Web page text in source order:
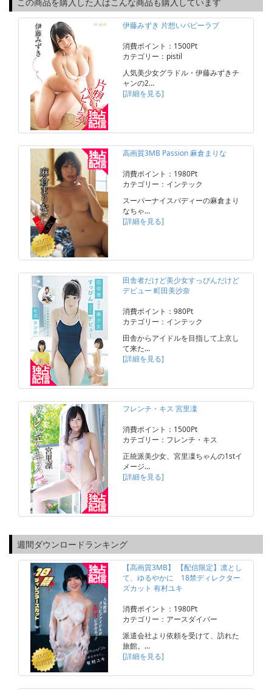
伊藤みずき 片想いパピーラブ
消費ポイント：1500Pt
カテゴリー：pistil
人気美少女グラドル・伊藤みずきチ
ャンの2…
[詳細を見る]
高画質3MB Passion 麻倉まりな
消費ポイント：1980Pt
カテゴリー：インテック
スーパーナイスバディーの麻倉まり
なちゃ…
[詳細を見る]
田舎者だけど美少女すっぴんだけど
デビュー 町田美沙奈
消費ポイント：980Pt
カテゴリー：インテック
田舎からアイドルを目指して上京し
て来た…
[詳細を見る]
フレンチ・キス 宮里凜
消費ポイント：1500Pt
カテゴリー：フレンチ・キス
正統派美少女、宮里凜ちゃんの1stイ
メージ…
[詳細を見る]
週間ダウンロードランキング
【高画質3MB】 【配信限定】凛とし
て、ゆるやかに 18禁ディレクター
ズカット 有村ユキ
消費ポイント：1980Pt
カテゴリー：アースダイバー
派遣会社より依頼を受けて、訪れた
旅館。…
[詳細を見る]